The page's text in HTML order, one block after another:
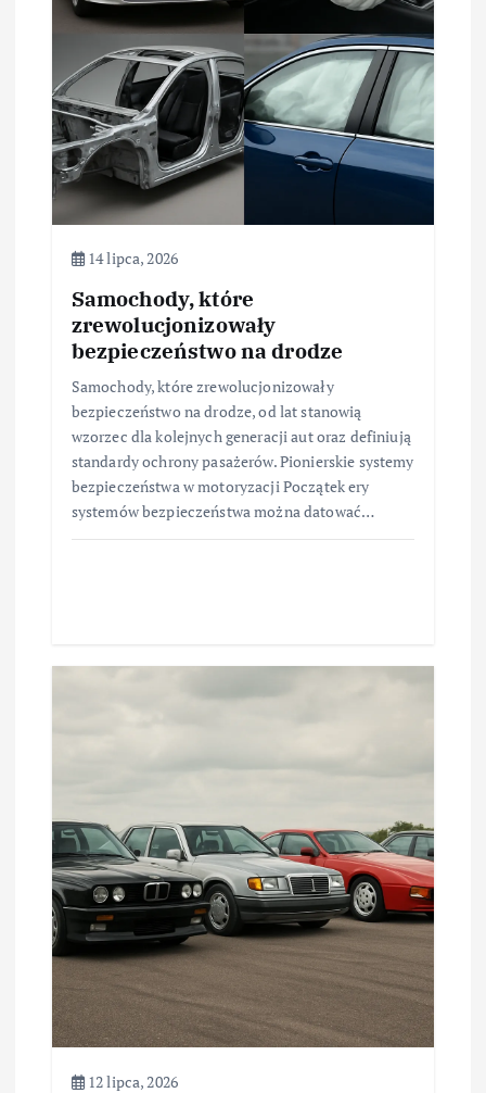
p
s
u
14 lipca, 2026
Samochody, które
zrewolucjonizowały
bezpieczeństwo na drodze
Samochody, które zrewolucjonizowały
bezpieczeństwo na drodze, od lat stanowią
wzorzec dla kolejnych generacji aut oraz definiują
standardy ochrony pasażerów. Pionierskie systemy
bezpieczeństwa w motoryzacji Początek ery
systemów bezpieczeństwa można datować…
12 lipca, 2026